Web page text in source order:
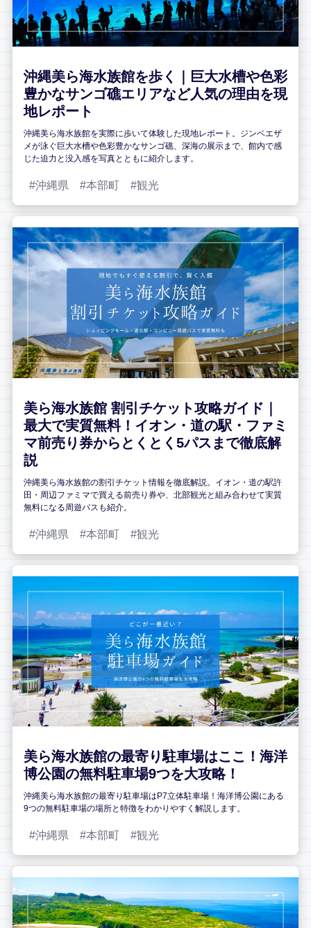
沖縄美ら海水族館を歩く｜巨大水槽や色彩
豊かなサンゴ礁エリアなど人気の理由を現
地レポート
沖縄美ら海水族館を実際に歩いて体験した現地レポート。ジンベエザ
メが泳ぐ巨大水槽や色彩豊かなサンゴ礁、深海の展示まで、館内で感
じた迫力と没入感を写真とともに紹介します。
沖縄県 本部町 観光
美ら海水族館 割引チケット攻略ガイド｜
最大で実質無料！イオン・道の駅・ファミ
マ前売り券からとくとく5パスまで徹底解
説
沖縄美ら海水族館の割引チケット情報を徹底解説。イオン・道の駅許
田・周辺ファミマで買える前売り券や、北部観光と組み合わせて実質
無料になる周遊パスも紹介。
沖縄県 本部町 観光
美ら海水族館の最寄り駐車場はここ！海洋
博公園の無料駐車場9つを大攻略！
沖縄美ら海水族館の最寄り駐車場はP7立体駐車場！海洋博公園にある
9つの無料駐車場の場所と特徴をわかりやすく解説します。
沖縄県 本部町 観光